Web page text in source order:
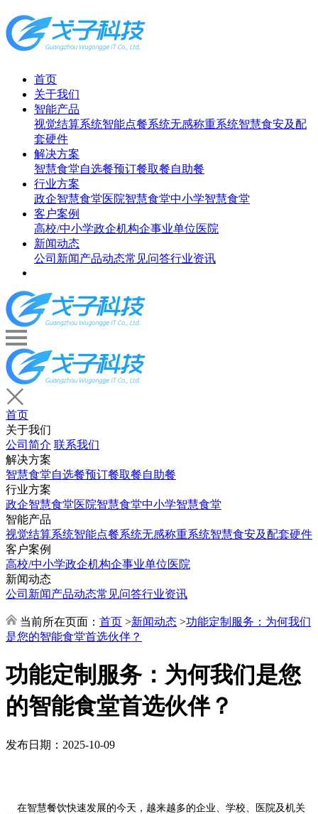
首页
关于我们
智能产品
视觉结算系统智能点餐系统无感称重系统智慧食安及配
套硬件
解决方案
智慧食堂自选餐预订餐取餐自助餐
行业方案
政企智慧食堂医院智慧食堂中小学智慧食堂
客户案例
高校/中小学政企机构企事业单位医院
新闻动态
公司新闻产品动态常见问答行业资讯
首页
关于我们
公司简介 联系我们
解决方案
智慧食堂自选餐预订餐取餐自助餐
行业方案
政企智慧食堂医院智慧食堂中小学智慧食堂
智能产品
视觉结算系统智能点餐系统无感称重系统智慧食安及配套硬件
客户案例
高校/中小学政企机构企事业单位医院
新闻动态
公司新闻产品动态常见问答行业资讯
当前所在页面： 首页 >新闻动态 >功能定制服务：为何我们
是您的智能食堂首选伙伴？
功能定制服务：为何我们是您
的智能食堂首选伙伴？
发布日期：2025-10-09
在智慧餐饮快速发展的今天，越来越多的企业、学校、医院及机关